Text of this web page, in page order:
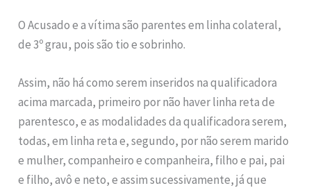
O Acusado e a vítima são parentes em linha colateral,
de 3º grau, pois são tio e sobrinho.
Assim, não há como serem inseridos na qualificadora
acima marcada, primeiro por não haver linha reta de
parentesco, e as modalidades da qualificadora serem,
todas, em linha reta e, segundo, por não serem marido
e mulher, companheiro e companheira, filho e pai, pai
e filho, avô e neto, e assim sucessivamente, já que